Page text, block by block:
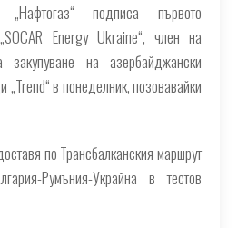
„Нафтогаз“ подписа първото
Energy Ukraine“, член на
закупуване на азербайджански
в понеделник, позовавайки
по Трансбалканския маршрут
Румъния-Украйна в тестов